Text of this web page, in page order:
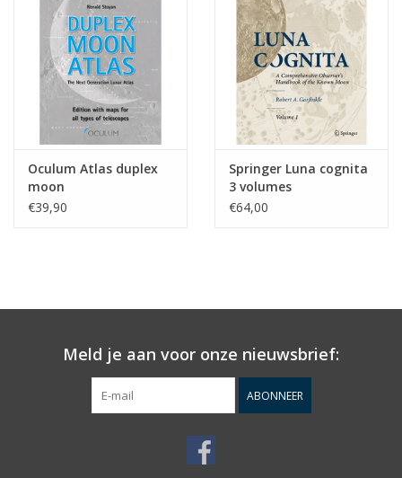
Oculum Atlas duplex
moon
€39,90
Springer Luna cognita
3 volumes
€64,00
Meld je aan voor onze nieuwsbrief:
ABONNEER